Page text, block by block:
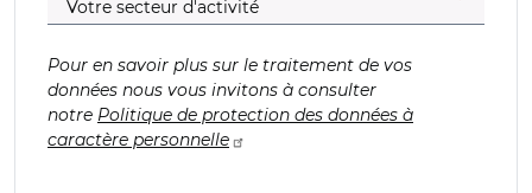
Pour en savoir plus sur le traitement de vos
données nous vous invitons à consulter
notre Politique de protection des données à
caractère personnelle